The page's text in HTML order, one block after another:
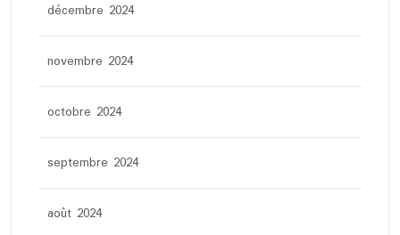
décembre 2024
novembre 2024
octobre 2024
septembre 2024
août 2024